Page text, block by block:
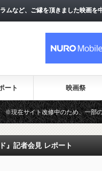
など、ご縁を頂きました映画を
など、ご縁を頂きました映画を
ート 映画祭
、一部のコンテンツが表示されな
』記者会見 レポート